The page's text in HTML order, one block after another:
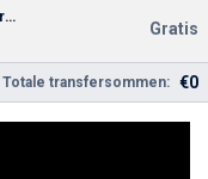
AVV Zeeburgia
Gratis
Totale transfersommen: €0